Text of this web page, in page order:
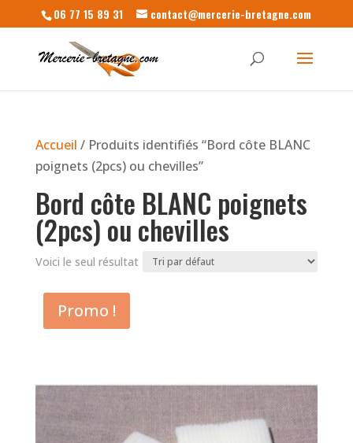
06 77 15 89 31 contact@mercerie-bretagne.com
Accueil / Produits identifiés “Bord côte BLANC
poignets (2pcs) ou chevilles”
Bord côte BLANC poignets
(2pcs) ou chevilles
Voici le seul résultat
Promo !